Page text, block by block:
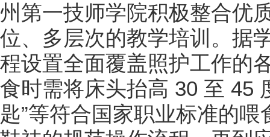
州第一技师学院积极整合优
位、多层次的教学培训。据
程设置全面覆盖照护工作的
食时需将床头抬高 30 至 45
匙”等符合国家职业标准的